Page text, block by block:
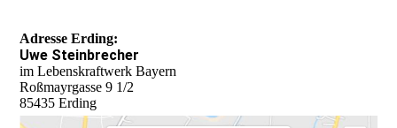
Adresse Erding:
Uwe Steinbrecher
im Lebenskraftwerk Bayern
Roßmayrgasse 9 1/2
85435 Erding